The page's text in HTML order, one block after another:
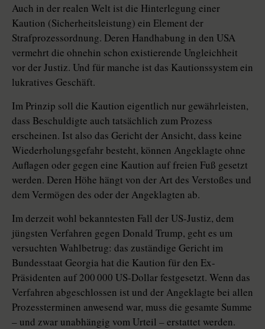
Auch in der realen Welt ist die Hinterlegung einer
Kaution (Sicherheitsleistung) ein Element der
Strafprozessordnung. Deren Handhabung in den USA
vermehrt die ohnehin schon existierende Ungleichheit
vor der Justiz. Und für manche ist das Kautionssystem ein
lukratives Geschäft.
Im Prinzip soll die Kaution eigentlich nur gewährleisten,
dass Beschuldigte auch tatsächlich zum Prozess
erscheinen. Ist also das Gericht der Ansicht, dass keine
Wiederholungsgefahr besteht, können Angeklagte ohne
Auflagen oder gegen eine Kaution auf freien Fuß gesetzt
werden. Deren Höhe hängt von der Art des Verstoßes und
dem Vermögen des oder der Angeklagten ab.
Im derzeit wohl bekanntesten Fall der US-Justiz, dem
jüngsten Verfahren gegen Donald Trump, geht es um
versuchten Wahlbetrug: das zuständige Gericht im
Bundesstaat Georgia hat die Kaution für den Ex-
Präsidenten auf 200 000 US-Dollar festgesetzt. Wenn das
Verfahren abgeschlossen ist und der Angeklagte bei allen
Prozessterminen anwesend war, muss die gesamte Summe
– und zwar unabhängig vom Urteil – erstattet werden.